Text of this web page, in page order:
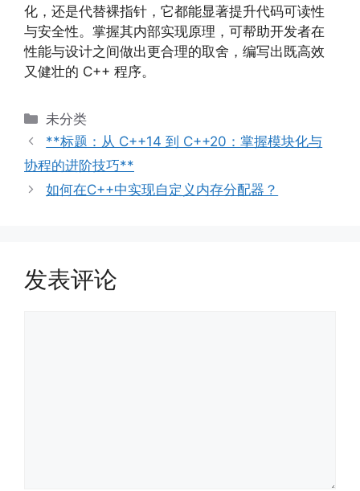
化，还是代替裸指针，它都能显著提升代码可读性
与安全性。掌握其内部实现原理，可帮助开发者在
性能与设计之间做出更合理的取舍，编写出既高效
又健壮的 C++ 程序。
分
类
未分类
**标题：从 C++14 到 C++20：掌握模块化与
协程的进阶技巧**
如何在C++中实现自定义内存分配器？
发表评论